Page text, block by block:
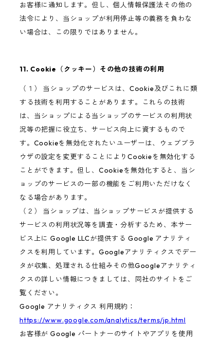
お客様に通知します。但し、個人情報保護法その他の
法令により、当ショップが利用停止等の義務を負わな
い場合は、この限りではありません。
11. Cookie（クッキー）その他の技術の利用
（１） 当ショップのサービスは、Cookie及びこれに類
する技術を利用することがあります。これらの技術
は、当ショップによる当ショップのサービスの利用状
況等の把握に役立ち、サービス向上に資するもので
す。Cookieを無効化されたいユーザーは、ウェブブラ
ウザの設定を変更することによりCookieを無効化する
ことができます。但し、Cookieを無効化すると、当シ
ョップのサービスの一部の機能をご利用いただけなく
なる場合があります。
（２） 当ショップは、当ショップサービスが提供する
サービスの利用状況等を調査・分析するため、本サー
ビス上に Google LLCが提供する Google アナリティ
クスを利用しています。Googleアナリティクスでデー
タが収集、処理される仕組みその他Googleアナリティ
クスの詳しい情報につきましては、同社のサイトをご
覧ください。
Google アナリティクス 利用規約：
https://www.google.com/analytics/terms/jp.html
お客様が Google パートナーのサイトやアプリを使用